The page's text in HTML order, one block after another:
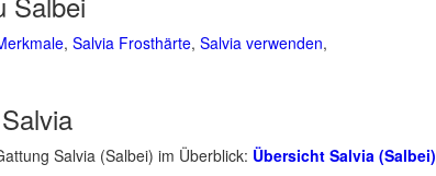
, Salvia Frosthärte, Salvia verwenden,
Salvia
Salvia (Salbei) im Überblick: Übersicht Salvia (Salbei)